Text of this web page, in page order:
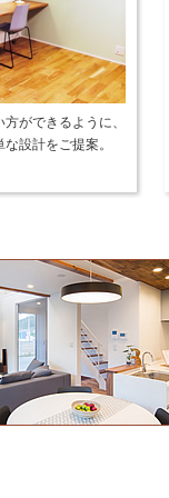
ができるように、
設計をご提案。